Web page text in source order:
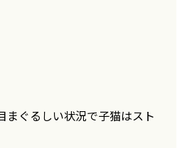
まぐるしい状況で子猫はスト